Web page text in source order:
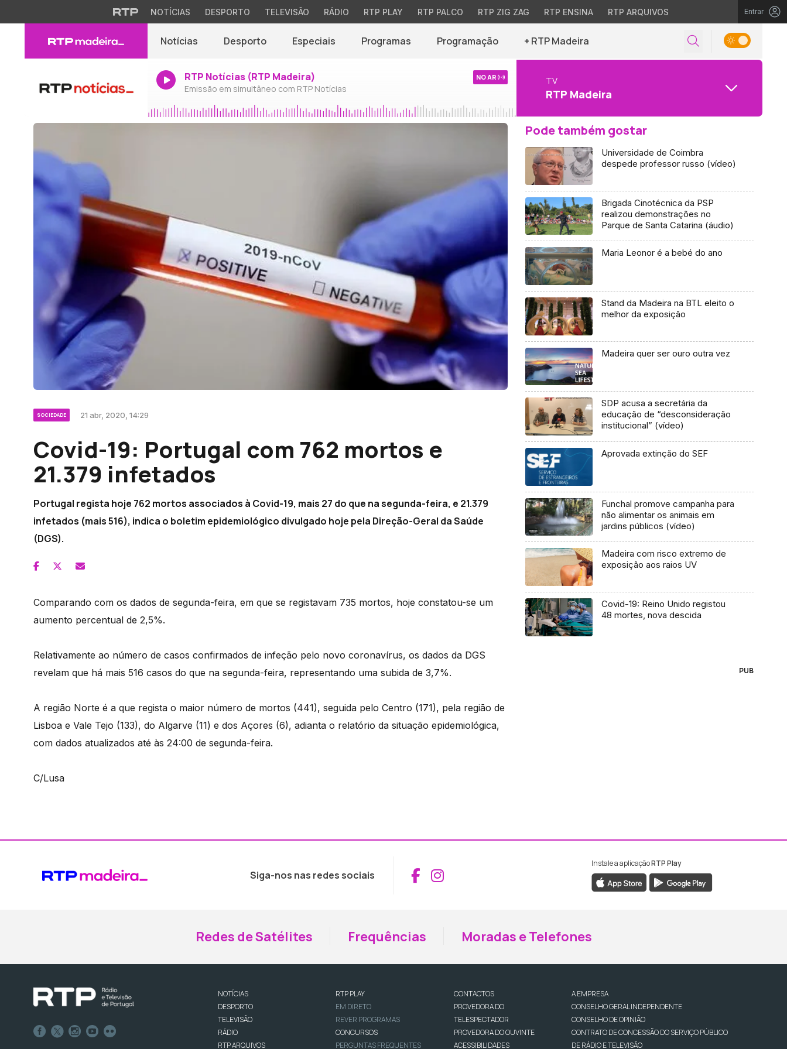
NOTÍCIAS DESPORTO TELEVISÃO RÁDIO RTP PLAY RTP PALCO RTP ZIG ZAG RTP ENSINA RTP ARQUIVOS Entrar
Notícias Desporto Especiais Programas Programação + RTP Madeira
RTP Notícias (RTP Madeira)
Emissão em simultâneo com RTP Notícias
NO AR TV
RTP Madeira
SOCIEDADE 21 abr, 2020, 14:29
Covid-19: Portugal com 762 mortos e
21.379 infetados
Portugal regista hoje 762 mortos associados à Covid-19, mais 27 do que na segunda-feira, e 21.379
infetados (mais 516), indica o boletim epidemiológico divulgado hoje pela Direção-Geral da Saúde
(DGS).
Comparando com os dados de segunda-feira, em que se registavam 735 mortos, hoje constatou-se um
aumento percentual de 2,5%.
Relativamente ao número de casos confirmados de infeção pelo novo coronavírus, os dados da DGS
revelam que há mais 516 casos do que na segunda-feira, representando uma subida de 3,7%.
A região Norte é a que regista o maior número de mortos (441), seguida pelo Centro (171), pela região de
Lisboa e Vale Tejo (133), do Algarve (11) e dos Açores (6), adianta o relatório da situação epidemiológica,
com dados atualizados até às 24:00 de segunda-feira.
C/Lusa
Pode também gostar
Universidade de Coimbra
despede professor russo (vídeo)
Brigada Cinotécnica da PSP
realizou demonstrações no
Parque de Santa Catarina (áudio)
Maria Leonor é a bebé do ano
Stand da Madeira na BTL eleito o
melhor da exposição
Madeira quer ser ouro outra vez
SDP acusa a secretária da
educação de “desconsideração
institucional” (vídeo)
Aprovada extinção do SEF
Funchal promove campanha para
não alimentar os animais em
jardins públicos (vídeo)
Madeira com risco extremo de
exposição aos raios UV
Covid-19: Reino Unido registou
48 mortes, nova descida
PUB
Siga-nos nas redes sociais Aceder ao Facebook da RTP Madeira
Aceder ao Instagram da RTP Madeira
Instale a aplicaçãoRTP Play
Redes de Satélites Frequências Moradas e Telefones
NOTÍCIAS
DESPORTO
TELEVISÃO
RÁDIO
RTP ARQUIVOS
RTP PLAY
EM DIRETO
REVER PROGRAMAS
CONCURSOS
PERGUNTAS FREQUENTES
CONTACTOS
PROVEDORA DO
TELESPECTADOR
PROVEDORA DO OUVINTE
ACESSIBILIDADES
A EMPRESA
CONSELHO GERAL INDEPENDENTE
CONSELHO DE OPINIÃO
CONTRATO DE CONCESSÃO DO SERVIÇO PÚBLICO
DE RÁDIO E TELEVISÃO